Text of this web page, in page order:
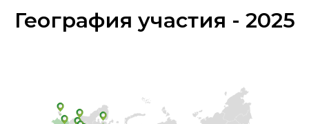
География участия - 2025